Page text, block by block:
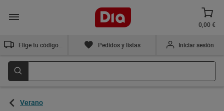
0,00 €
Pedidos y listas Iniciar sesión
Verano